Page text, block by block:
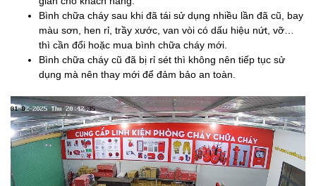
Bình chữa cháy sau khi đã tái sử dụng nhiều lần đã cũ, bay
màu sơn, hen rỉ, trầy xước, van vòi có dấu hiệu nứt, vỡ…
thì cần đổi hoặc mua bình chữa cháy mới.
Bình chữa cháy cũ đã bị rỉ sét thì không nên tiếp tục sử
dụng mà nên thay mới để đảm bảo an toàn.